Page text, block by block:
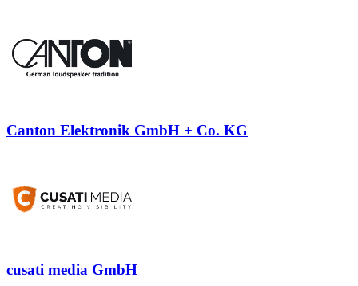
Canton Elektronik GmbH + Co. KG
cusati media GmbH